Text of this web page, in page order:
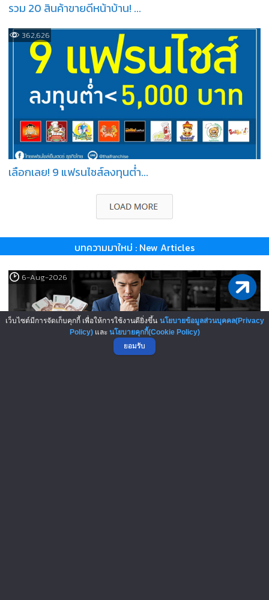
รวม 20 สินค้าขายดีหน้าบ้าน! ...
362,626
เลือกเลย! 9 แฟรนไชส์ลงทุนต่ำ...
บทความมาใหม่ : New Articles
6-Aug-2026
เว็บไซต์มีการจัดเก็บคุกกี้ เพื่อให้การใช้งานดียิ่งขึ้น นโยบายข้อมูลส่วนบุคคล(Privacy
Policy)และ นโยบายคุกกี้(Cookie Policy)
ยอมรับ